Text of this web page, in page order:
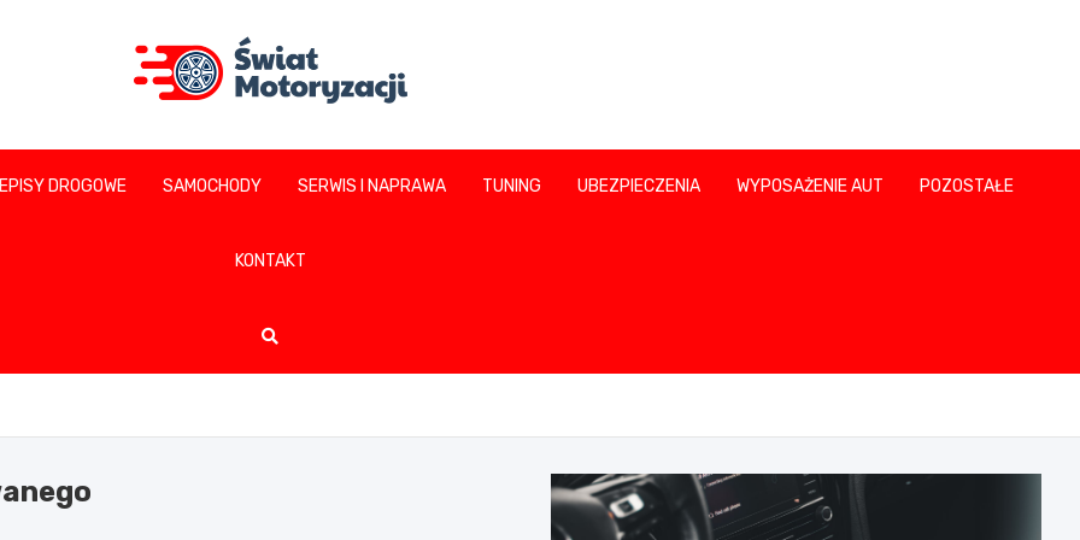
DROGOWE SAMOCHODY SERWIS I NAPRAWA TUNING UBEZPIECZENIA WYPOSAŻENIE AUT POZOSTAŁE
KONTAKT